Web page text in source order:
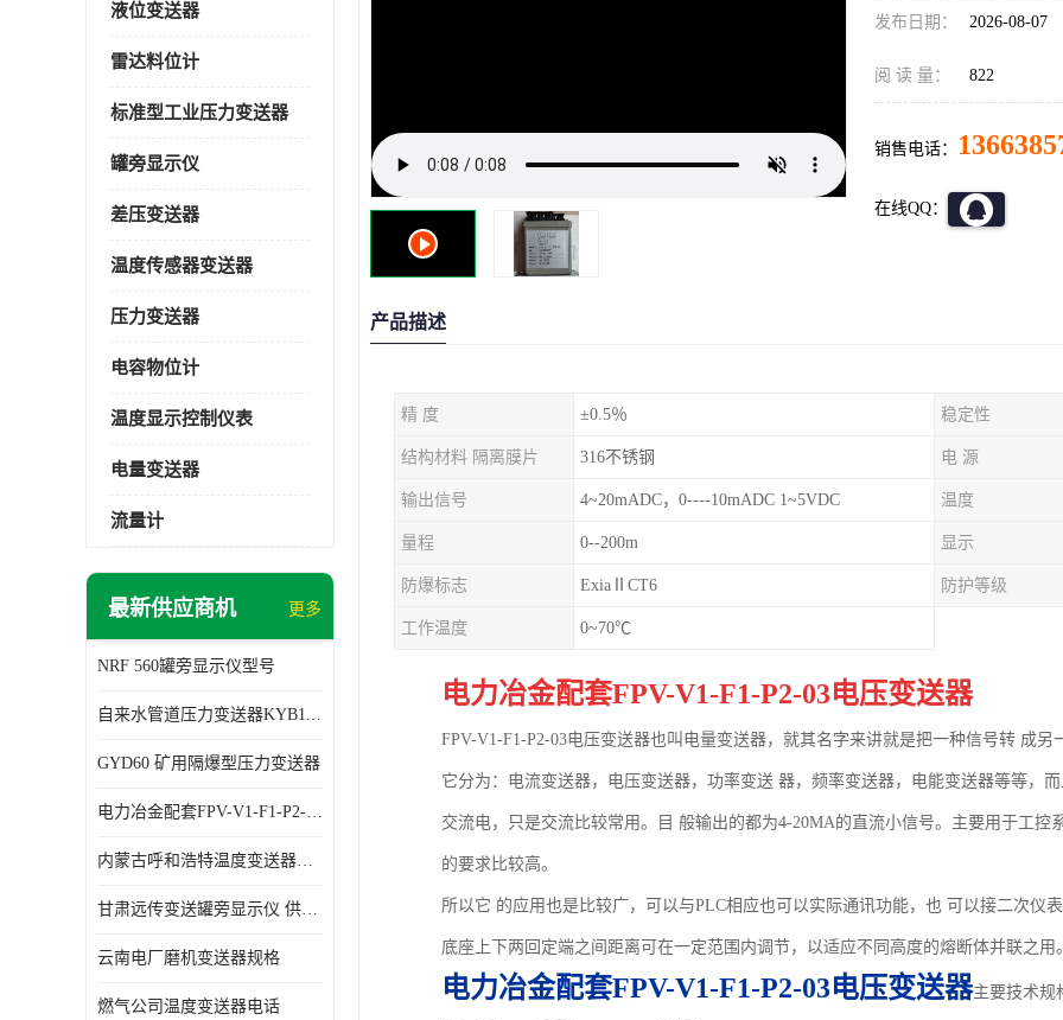
液位变送器
雷达料位计
标准型工业压力变送器
罐旁显示仪
差压变送器
温度传感器变送器
压力变送器
电容物位计
温度显示控制仪表
电量变送器
流量计
最新供应商机 更多
NRF 560罐旁显示仪型号
自来水管道压力变送器KYB11G03M2型号 使用方便
GYD60 矿用隔爆型压力变送器
电力冶金配套FPV-V1-F1-P2-03电压变送器
内蒙古呼和浩特温度变送器配套罐旁显示仪供应 性能稳定
甘肃远传变送罐旁显示仪 供应及时
云南电厂磨机变送器规格
燃气公司温度变送器电话
发布日期： 2026-08-07
阅 读 量： 822
销售电话：
在线QQ：
产品描述
精 度 ±0.5％ 稳定性
结构材料 隔离膜片 316不锈钢 电 源
输出信号 4~20mADC，0----10mADC 1~5VDC 温度
量程 0--200m 显示
防爆标志 ExiaⅡCT6 防护等级
工作温度 0~70℃
电力冶金配套FPV-V1-F1-P2-03电压变送器
FPV-V1-F1-P2-03电压变送器也叫电量变送器，就其名字来讲就是把一种信号转 成另
它分为：电流变送器，电压变送器，功率变送 器，频率变送器，电能变送器等等，
交流电，只是交流比较常用。目 般输出的都为4-20MA的直流小信号。主要用于工
的要求比较高。
所以它 的应用也是比较广，可以与PLC相应也可以实际通讯功能，也 可以接二次仪
底座上下两回定端之间距离可在一定范围内调节，以适应不同高度的熔断体并联之用
电力冶金配套FPV-V1-F1-P2-03电压变送器主要技术规